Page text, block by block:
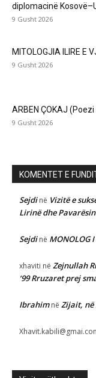
diplomacinë
9 Gusht 2026
MITOLOGJIA ILIRE E
9 Gusht 2026
ARBEN ÇOKAJ
9 Gusht 2026
KOMENTET E
Sejdinë Vizitë e
Lirinë dhe
Sejdinë MONOLOG
xhaviti në Zejnullah
‘99 Rruzaret prej
Ibrahimnë Zijait, në